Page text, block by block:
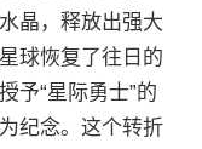
晶，释放出强大
球恢复了往日的
予“星际勇士”的
纪念。这个转折